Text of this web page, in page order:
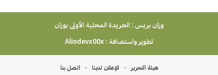
وزان بريس : الجريدة المحلية الأولى بوزان
تطوير واستضافة : Alindevx00x
هيئة التحرير للإعلان لدينا اتصل بنا